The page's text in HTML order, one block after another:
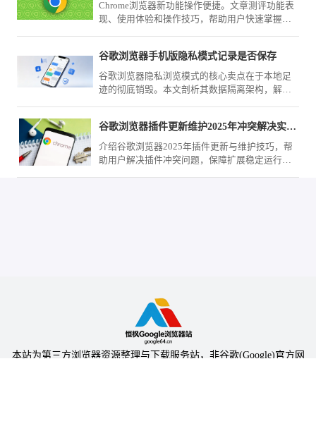
Chrome浏览器新功能操作便捷。文章测评功能表
现、使用体验和操作技巧，帮助用户快速掌握新
谷歌浏览器手机版隐私模式记录是否保存
谷歌浏览器隐私浏览模式的核心卖点在于本地足
迹的彻底销毁。本文剖析其数据隔离架构，解释
谷歌浏览器插件更新维护2025年冲突解决实用教程
介绍谷歌浏览器2025年插件更新与维护技巧，帮
助用户解决插件冲突问题，保障扩展稳定运行，
本站为第三方浏览器资源整理与下载服务站，非谷歌(Google)官方网